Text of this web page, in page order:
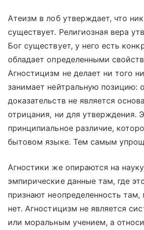
Атеизм в лоб утверждает, что
существует. Религиозная вера
Бог существует, у него есть
обладает определенными
Агностицизм не делает ни того
занимает нейтральную позицию:
доказательств не является
отрицания, ни для утверждения.
принципиальное различие,
бытовом языке. Тем самым
Агностики же опираются на
эмпирические данные там, где
признают неопределенность там,
нет. Агностицизм не является
или моральным учением, а